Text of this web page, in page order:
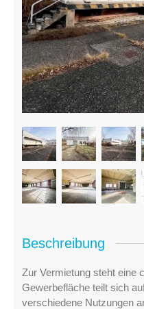
Beschreibung
Zur Vermietung steht eine
Gewerbefläche teilt sich
verschiedene Nutzungen